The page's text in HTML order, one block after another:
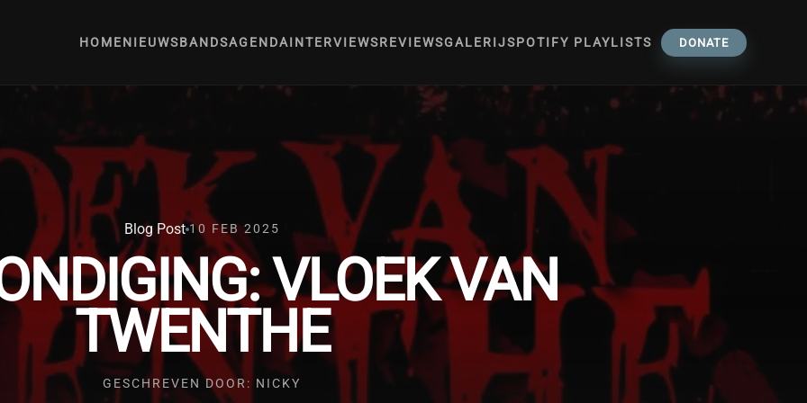
HOMENIEUWSBANDSAGENDAINTERVIEWSREVIEWSGALERIJSPOTIFY PLAYLISTS DONATE
Blog Post 10 FEB 2025
VLOEK VAN
TWENTHE
GESCHREVEN DOOR: NICKY